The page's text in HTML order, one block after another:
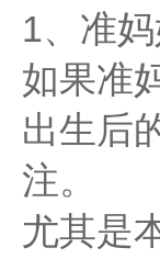
1、准
如果准
出生后
注。
尤其是